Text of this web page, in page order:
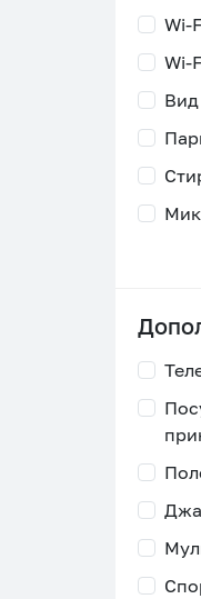
Wi-
Wi-